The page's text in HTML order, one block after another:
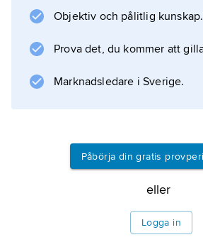
årskurser (6–12 år), dels ett
högstadium med
skolgången. Kvarsittningen är
Information om artikeln
Objektiv och pålitlig kunskap.
Prova det, du kommer att
Marknadsledare i Sverige.
Påbörja din gratis
eller
Logga in